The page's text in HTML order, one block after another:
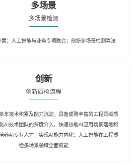
多场景
多场景检测
累；人工智能与业务专项融合；创新多场景检测算法
创新
创新质检流程
年技术积累及能力沉淀，具备成熟丰富的工程领域质
AI技术团队的深度介入，快速协助AI应用场景落地和
养AI专业人才，实现AI能力内化；人工智能在工程质
检多场景领域全面赋能